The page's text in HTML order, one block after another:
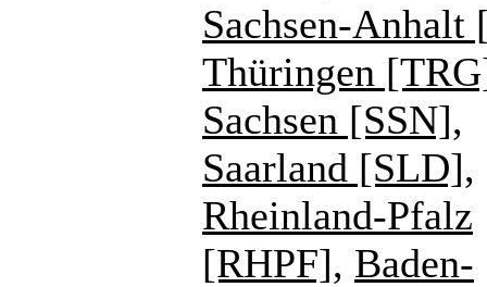
Sachsen-Anhalt
Thüringen
Sachsen [SSN],
Saarland [SLD],
Rheinland-Pfalz
[RHPF], Baden-